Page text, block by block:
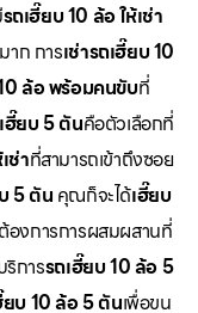
รถเฮี๊ยบ 10 ล้อ ให้เช่า
ก การเช่ารถเฮี๊ยบ 10
ล้อ พร้อมคนขับที่
เฮี๊ยบ 5 ตันคือตัวเลือกที่
ช่าที่สามารถเข้าถึงซอย
5 ตันคุณก็จะได้เฮี๊ยบ
องการการผสมผสานที่
การรถเฮี๊ยบ 10 ล้อ 5
ยบ 10 ล้อ 5 ตันเพื่อขน